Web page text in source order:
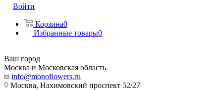
Войти
Корзина0
Избранные товары0
Ваш город
Москва и Московская область
info@monoflowers.ru
Москва, Нахимовский проспект 52/27